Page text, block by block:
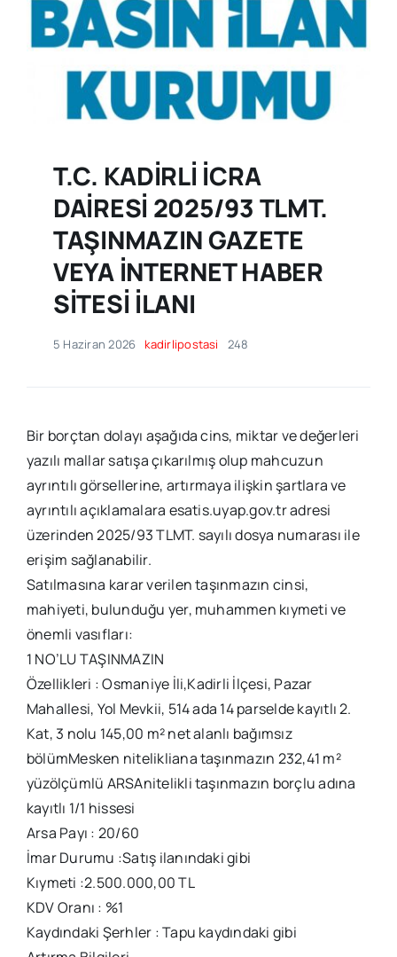
T.C. KADİRLİ İCRA
DAİRESİ 2025/93 TLMT.
TAŞINMAZIN GAZETE
VEYA İNTERNET HABER
SİTESİ İLANI
5 Haziran 2026 kadirlipostasi 248
Bir borçtan dolayı aşağıda cins, miktar ve değerleri
yazılı mallar satışa çıkarılmış olup mahcuzun
ayrıntılı görsellerine, artırmaya ilişkin şartlara ve
ayrıntılı açıklamalara esatis.uyap.gov.tr adresi
üzerinden 2025/93 TLMT. sayılı dosya numarası ile
erişim sağlanabilir.
Satılmasına karar verilen taşınmazın cinsi,
mahiyeti, bulunduğu yer, muhammen kıymeti ve
önemli vasıfları:
1 NO’LU TAŞINMAZIN
Özellikleri : Osmaniye İli,Kadirli İlçesi, Pazar
Mahallesi, Yol Mevkii, 514 ada 14 parselde kayıtlı 2.
Kat, 3 nolu 145,00 m² net alanlı bağımsız
bölümMesken nitelikliana taşınmazın 232,41 m²
yüzölçümlü ARSAnitelikli taşınmazın borçlu adına
kayıtlı 1/1 hissesi
Arsa Payı : 20/60
İmar Durumu :Satış ilanındaki gibi
Kıymeti :2.500.000,00 TL
KDV Oranı : %1
Kaydındaki Şerhler : Tapu kaydındaki gibi